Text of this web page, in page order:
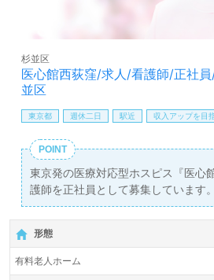
医心館西荻窪/求人/看護師/正社
並区
杉並区
東京都 週休二日 駅近 収入アップを目
POINT
東京発の医療対応型ホスピス『医心
護師を正社員として募集しています
ら436,000円、賞与は年2回支給され
を得ることが可能です。西荻窪駅か
な立地で、入居定員46名の全室個室
様一人ひとりに寄り添った看護を実
形態
有料老人ホーム